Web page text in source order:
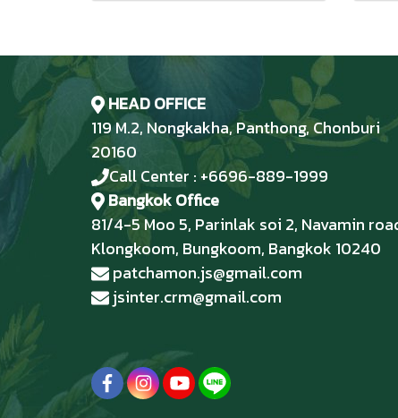
HEAD OFFICE
119 M.2, Nongkakha, Panthong, Chonburi
20160
Call Center : +6696-889-1999
Bangkok Office
81/4-5 Moo 5, Parinlak soi 2, Navamin
Klongkoom, Bungkoom, Bangkok 10240
patchamon.js@gmail.com
jsinter.crm@gmail.com